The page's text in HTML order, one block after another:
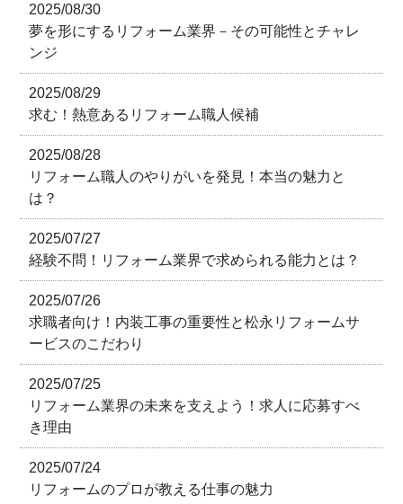
2025/08/30
夢を形にするリフォーム業界－その可能性とチャレ
ンジ
2025/08/29
求む！熱意あるリフォーム職人候補
2025/08/28
リフォーム職人のやりがいを発見！本当の魅力と
は？
2025/07/27
経験不問！リフォーム業界で求められる能力とは？
2025/07/26
求職者向け！内装工事の重要性と松永リフォームサ
ービスのこだわり
2025/07/25
リフォーム業界の未来を支えよう！求人に応募すべ
き理由
2025/07/24
リフォームのプロが教える仕事の魅力